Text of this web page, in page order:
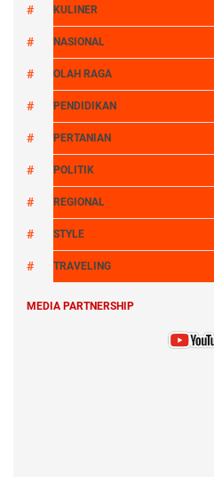
KULINER
NASIONAL
OLAH RAGA
PENDIDIKAN
PERTANIAN
POLITIK
REGIONAL
STYLE
TRAVELING
MEDIA PARTNERSHIP